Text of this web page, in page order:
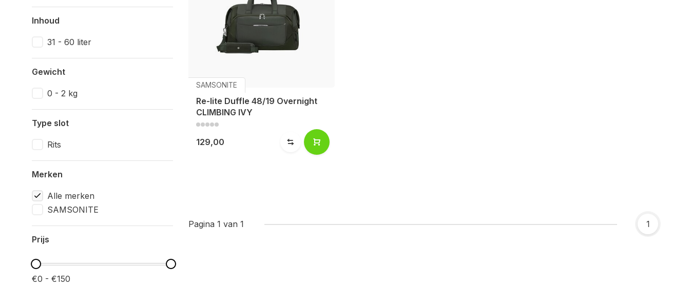
Inhoud
31 - 60 liter
Gewicht
0 - 2 kg
Type slot
Rits
Merken
Alle merken
SAMSONITE
Prijs
€0 - €150
SAMSONITE
Re-lite Duffle 48/19 Overnight
CLIMBING IVY
129,00
Pagina 1 van 1 1